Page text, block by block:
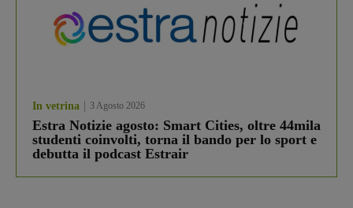
In vetrina 3 Agosto 2026
Estra Notizie agosto: Smart Cities, oltre 44mila
studenti coinvolti, torna il bando per lo sport e
debutta il podcast Estrair